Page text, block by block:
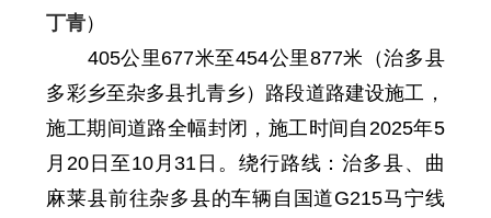
丁青）
405公里677米至454公里877米 （治多县
多彩乡至杂多县扎青乡）路段道路建设施工，
施工期间道路全幅封闭， 施工时间自2025年5
月20日至10月31日 。绕行路线：治多县、曲
麻莱县前往杂多县的车辆自国道G215马宁线